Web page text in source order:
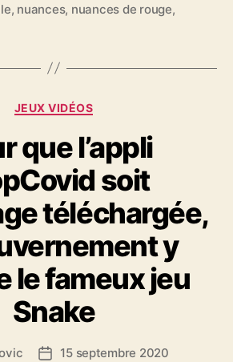
, nuances, nuances de rouge,
Catégories
JEUX VIDÉOS
que l’appli
soit
téléchargée,
y
le fameux jeu
Snake
Date15 septembre 2020